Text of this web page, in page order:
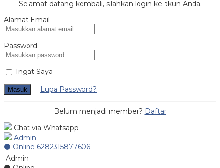
Selamat datang kembali, silahkan login ke akun Anda.
Alamat Email
Password
Ingat Saya
Masuk Lupa Password?
Belum menjadi member? Daftar
Chat via Whatsapp
Admin
⚫ Online 6282315877606
Admin